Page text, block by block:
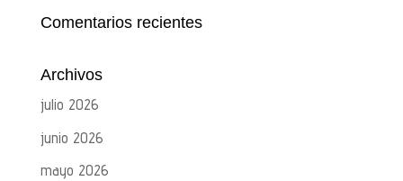
Comentarios recientes
Archivos
julio 2026
junio 2026
mayo 2026